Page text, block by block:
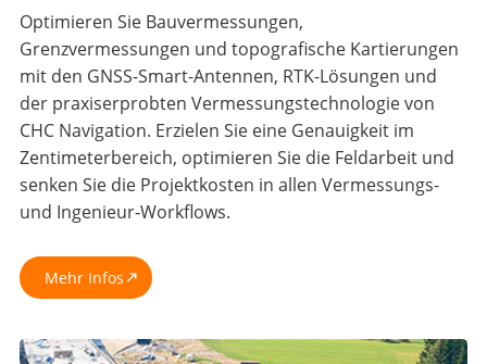
Optimieren Sie Bauvermessungen,
Grenzvermessungen und topografische Kartierungen
mit den GNSS-Smart-Antennen, RTK-Lösungen und
der praxiserprobten Vermessungstechnologie von
CHC Navigation. Erzielen Sie eine Genauigkeit im
Zentimeterbereich, optimieren Sie die Feldarbeit und
senken Sie die Projektkosten in allen Vermessungs-
und Ingenieur-Workflows.
Mehr Infos